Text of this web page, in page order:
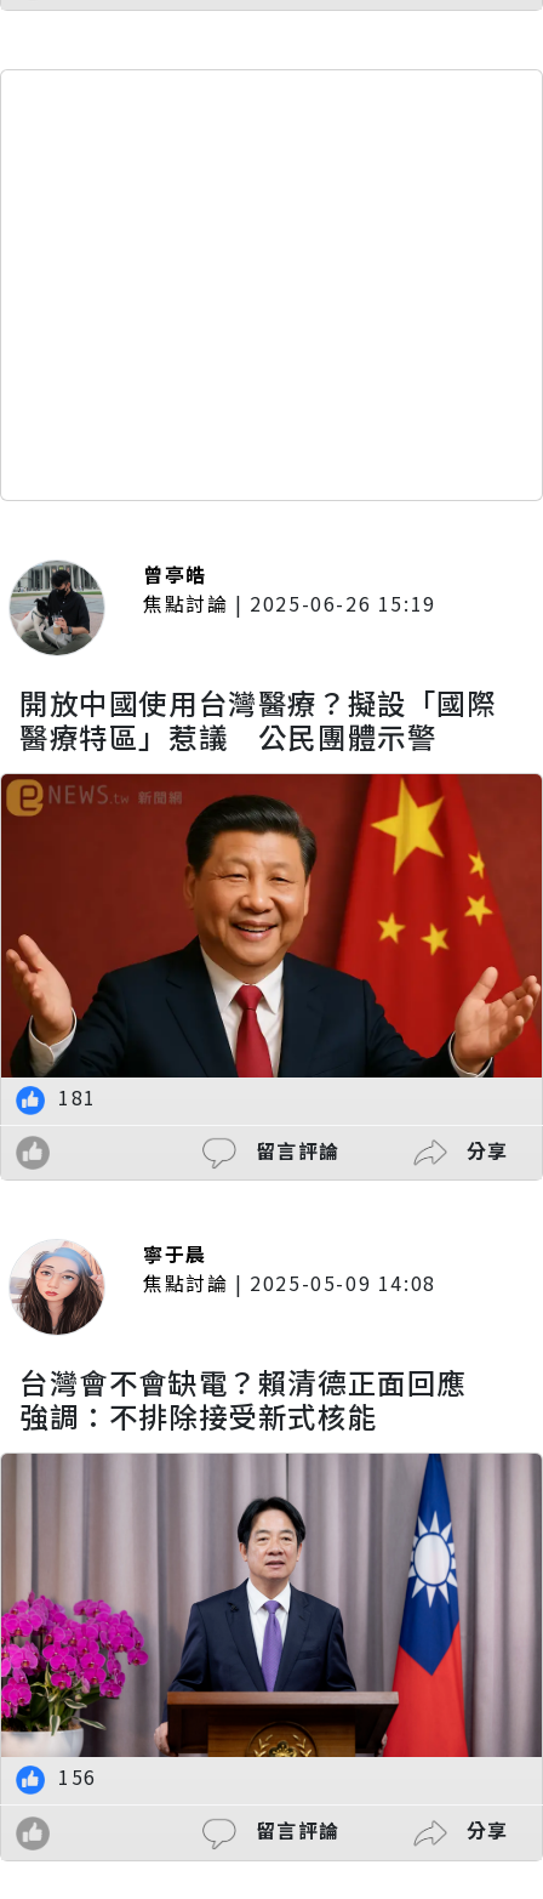
曾亭皓
焦點討論 | 2025-06-26 15:19
開放中國使用台灣醫療？擬設「國際
醫療特區」惹議 公民團體示警
181
留言評論
分享
寧于晨
焦點討論 | 2025-05-09 14:08
台灣會不會缺電？賴清德正面回應
強調：不排除接受新式核能
156
留言評論
分享